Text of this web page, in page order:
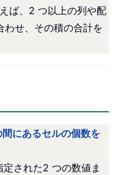
ば、2 つ以上の列や配
わせ、その積の合計を
にあるセルの個数を
された2 つの数値ま